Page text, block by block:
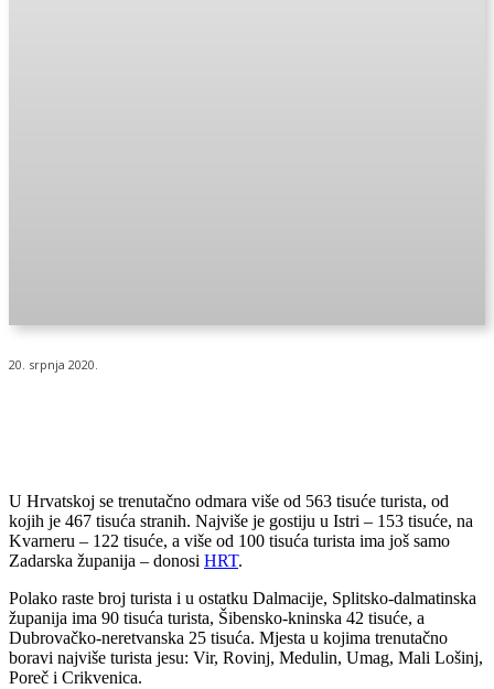
20. srpnja 2020.
U Hrvatskoj se trenutačno odmara više od 563 tisuće turista, od
kojih je 467 tisuća stranih. Najviše je gostiju u Istri – 153 tisuće, na
Kvarneru – 122 tisuće, a više od 100 tisuća turista ima još samo
Zadarska županija – donosi HRT.
Polako raste broj turista i u ostatku Dalmacije, Splitsko-dalmatinska
županija ima 90 tisuća turista, Šibensko-kninska 42 tisuće, a
Dubrovačko-neretvanska 25 tisuća. Mjesta u kojima trenutačno
boravi najviše turista jesu: Vir, Rovinj, Medulin, Umag, Mali Lošinj,
Poreč i Crikvenica.